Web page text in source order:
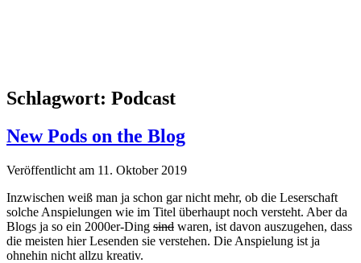
Schlagwort: Podcast
New Pods on the Blog
Veröffentlicht am 11. Oktober 2019
Inzwischen weiß man ja schon gar nicht mehr, ob die Leserschaft
solche Anspielungen wie im Titel überhaupt noch versteht. Aber da
Blogs ja so ein 2000er-Ding sind waren, ist davon auszugehen, dass
die meisten hier Lesenden sie verstehen. Die Anspielung ist ja
ohnehin nicht allzu kreativ.